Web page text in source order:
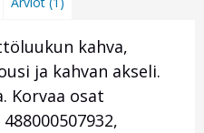
kahva,
ja kahvan akseli.
Korvaa osat